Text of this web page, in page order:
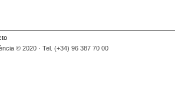
© 2020 · Tel. (+34) 96 387 70 00